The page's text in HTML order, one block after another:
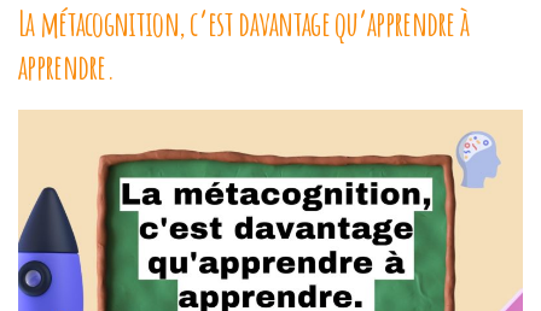
La métacognition, c’est davantage qu’apprendre à
apprendre.